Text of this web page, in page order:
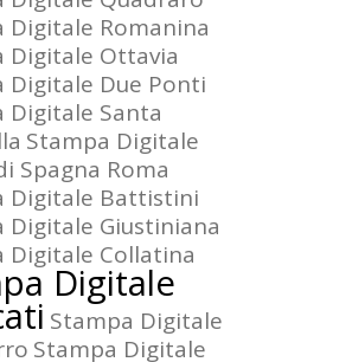
Digitale Romanina
Digitale Ottavia
Digitale Due Ponti
Digitale Santa
Stampa Digitale
Spagna Roma
Digitale Battistini
Digitale Giustiniana
Digitale Collatina
Digitale
Stampa Digitale
Stampa Digitale